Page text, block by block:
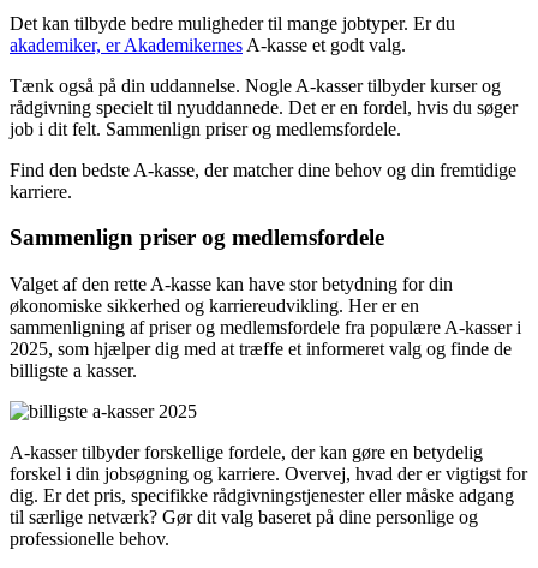
Det kan tilbyde bedre muligheder til mange jobtyper. Er du
akademiker, er Akademikernes A-kasse et godt valg.
Tænk også på din uddannelse. Nogle A-kasser tilbyder kurser og
rådgivning specielt til nyuddannede. Det er en fordel, hvis du søger
job i dit felt. Sammenlign priser og medlemsfordele.
Find den bedste A-kasse, der matcher dine behov og din fremtidige
karriere.
Sammenlign priser og medlemsfordele
Valget af den rette A-kasse kan have stor betydning for din
økonomiske sikkerhed og karriereudvikling. Her er en
sammenligning af priser og medlemsfordele fra populære A-kasser i
2025, som hjælper dig med at træffe et informeret valg og finde de
billigste a kasser.
A-kasser tilbyder forskellige fordele, der kan gøre en betydelig
forskel i din jobsøgning og karriere. Overvej, hvad der er vigtigst for
dig. Er det pris, specifikke rådgivningstjenester eller måske adgang
til særlige netværk? Gør dit valg baseret på dine personlige og
professionelle behov.